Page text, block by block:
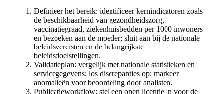
Definieer het bereik: identificeer kernindicatoren zoals
de beschikbaarheid van gezondheidszorg,
vaccinatiegraad, ziekenhuisbedden per 1000 inwoners
en bezoeken aan de moeder; sluit aan bij de nationale
beleidsvereisten en de belangrijkste
beleidsdoelstellingen.
Validatieplan: vergelijk met nationale statistieken en
servicegegevens; los discrepanties op; markeer
anomalieën voor beoordeling door analisten.
Publicatieworkflow: stel een open licentie in voor de